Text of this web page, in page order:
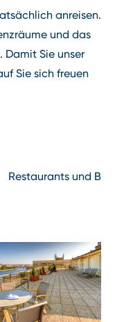
anreisen.
und das
Damit Sie unser
Sie sich freuen
Restaurants und